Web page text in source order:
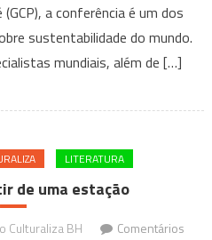
com
foco
no
a conferência é um dos
sustentabilidade do mundo.
mundiais, além de […]
LITERATURA
de uma estação
Culturaliza BH Comentários